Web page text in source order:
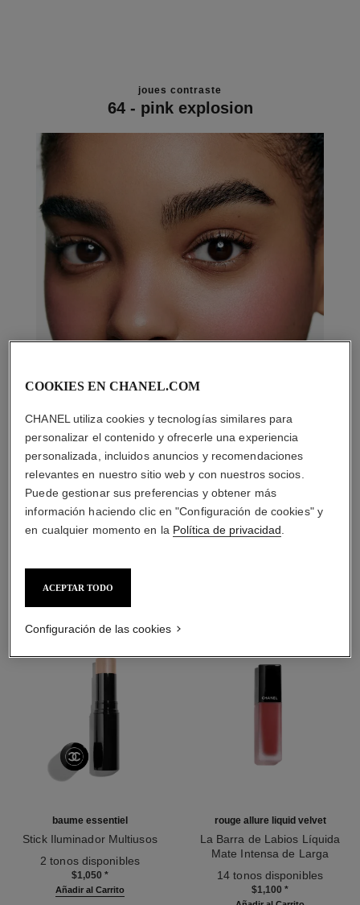
joues contraste
64 - pink explosion
baume essentiel
Stick Iluminador Multiusos
2 tonos disponibles
$1,050 *
Añadir al Carrito
rouge allure liquid velvet
La Barra de Labios Líquida
Mate Intensa de Larga
14 tonos disponibles
$1,100 *
COOKIES EN CHANEL.COM
CHANEL utiliza cookies y tecnologías similares para
personalizar el contenido y ofrecerle una experiencia
personalizada, incluidos anuncios y recomendaciones
relevantes en nuestro sitio web y con nuestros socios.
Puede gestionar sus preferencias y obtener más
información haciendo clic en "Configuración de cookies" y
en cualquier momento en la Política de privacidad
ACEPTAR TODO
Configuración de las cookies